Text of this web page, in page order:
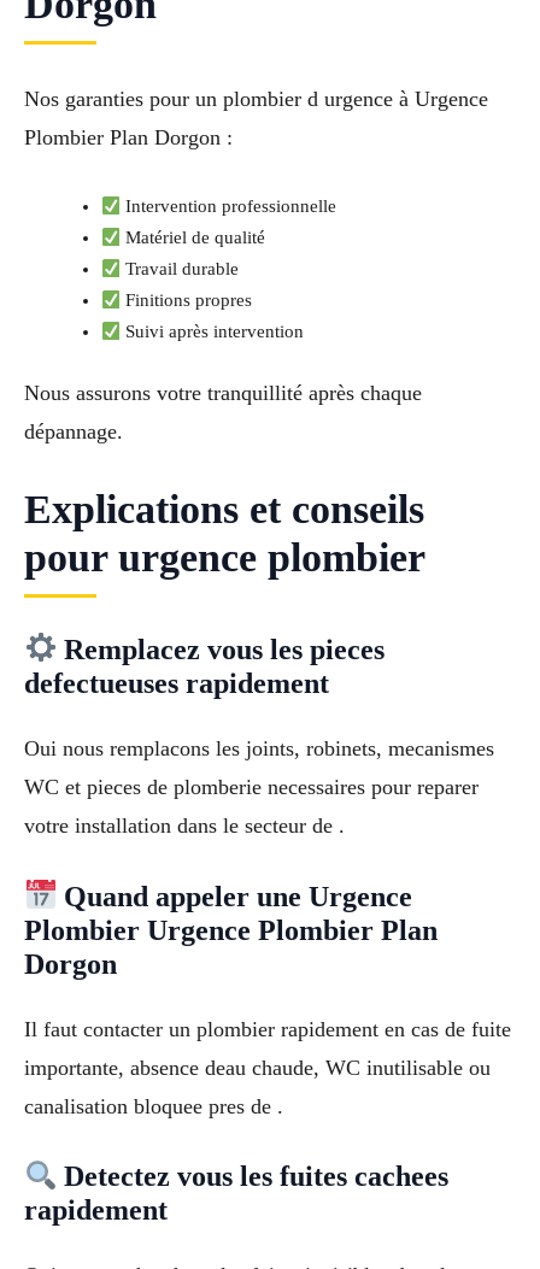
Nos garanties pour un plombier d urgence à Urgence
Plombier Plan Dorgon :
Intervention professionnelle
Matériel de qualité
Travail durable
Finitions propres
Suivi après intervention
Nous assurons votre tranquillité après chaque
dépannage.
Explications et conseils
pour urgence plombier
Remplacez vous les pieces
defectueuses rapidement
Oui nous remplacons les joints, robinets, mecanismes
WC et pieces de plomberie necessaires pour reparer
votre installation dans le secteur de .
Quand appeler une Urgence
Plombier Urgence Plombier Plan
Dorgon
Il faut contacter un plombier rapidement en cas de fuite
importante, absence deau chaude, WC inutilisable ou
canalisation bloquee pres de .
Detectez vous les fuites cachees
rapidement